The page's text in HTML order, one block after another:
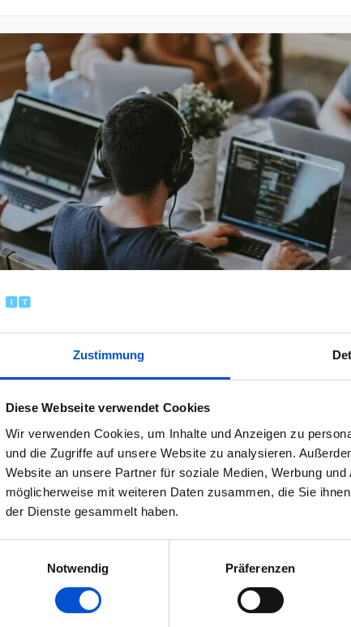
Zustimmung
Diese Webseite verwendet Cookies
Wir verwenden Cookies, um Inhalte und Anzeigen zu
und die Zugriffe auf unsere Website zu analysieren.
Website an unsere Partner für soziale Medien, Werbung
möglicherweise mit weiteren Daten zusammen, die Sie
der Dienste gesammelt haben.
Notwendig
Präferenzen
– Die Zukunft des
ist geprägt von rasantem Wandel und zunehmender
nur qualifizierte Mitarbeiter zu finden und zu binden,…
2024